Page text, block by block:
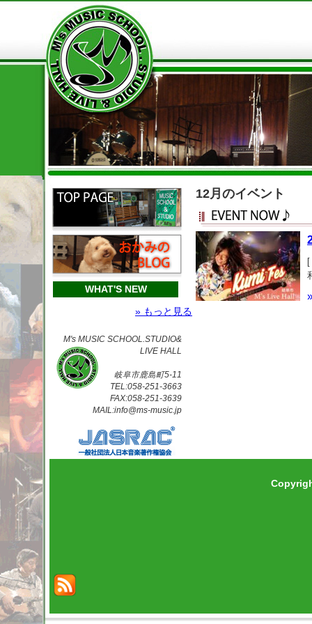
WHAT'S NEW
» もっと見る
M's MUSIC SCHOOL.STUDIO&
LIVE HALL
岐阜市鹿島町5-11
TEL:058-251-3663
FAX:058-251-3639
MAIL:info@ms-music.jp
12月のイベント